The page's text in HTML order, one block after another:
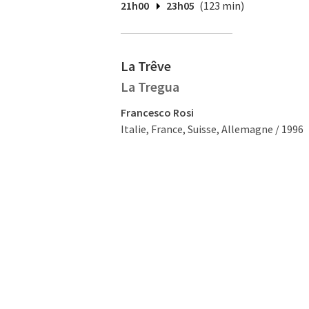
21h00 23h05 (123 min)
La Trêve
La Tregua
Francesco Rosi
Italie, France, Suisse, Allemagne / 1996